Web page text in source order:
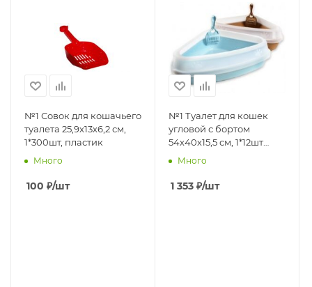
№1 Совок для кошачьего
туалета 25,9х13х6,2 см,
1*300шт, пластик
Много
100 ₽/шт
№1 Туалет для кошек
угловой с бортом
54х40х15,5 см, 1*12шт
пластик
Много
1 353 ₽/шт